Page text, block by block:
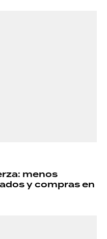
menos
y compras en